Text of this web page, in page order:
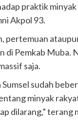
praktik
Akpol 93.
pertemuan
di Pemkab Muba.
saja.
sudah
minyak
dilarang,” terang